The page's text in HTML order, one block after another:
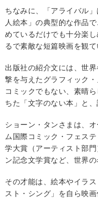
ちなみに、「アライバル
人絵本」の典型的な作品
めているだけでも十分楽
るで素敵な短篇映画を観
出版社の紹介文には、世
撃を与えたグラフィック
コミックでもない、素晴
ちた「文字のない本」と、
ショーン・タンさまは、
ム国際コミック・フェス
学大賞（アーティスト部
ン記念文学賞など、世界
その才能は、絵本やイラ
スト・シング」を自ら映